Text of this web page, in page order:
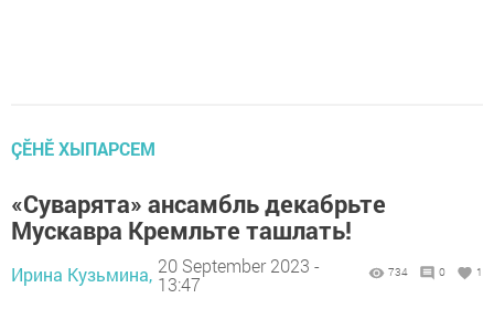
ÇӖНӖ ХЫПАРСЕМ
«Суварята» ансамбль декабрьте
Мускавра Кремльте ташлать!
Ирина Кузьмина, 20 September 2023 -
13:47
734 0 1